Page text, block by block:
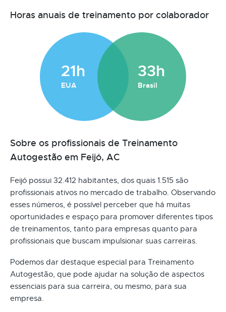
Horas anuais de treinamento por colaborador
21h
EUA
33h
Brasil
Sobre os profissionais de Treinamento
Autogestão em Feijó, AC
Feijó possui 32.412 habitantes, dos quais 1.515 são
profissionais ativos no mercado de trabalho. Observando
esses números, é possível perceber que há muitas
oportunidades e espaço para promover diferentes tipos
de treinamentos, tanto para empresas quanto para
profissionais que buscam impulsionar suas carreiras.
Podemos dar destaque especial para Treinamento
Autogestão, que pode ajudar na solução de aspectos
essenciais para sua carreira, ou mesmo, para sua
empresa.